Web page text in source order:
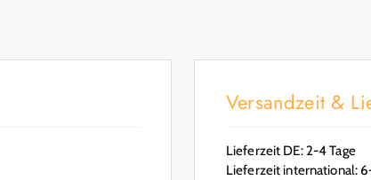
Versandzeit &
Lieferzeit DE: 2-4 Tage
Lieferzeit international: